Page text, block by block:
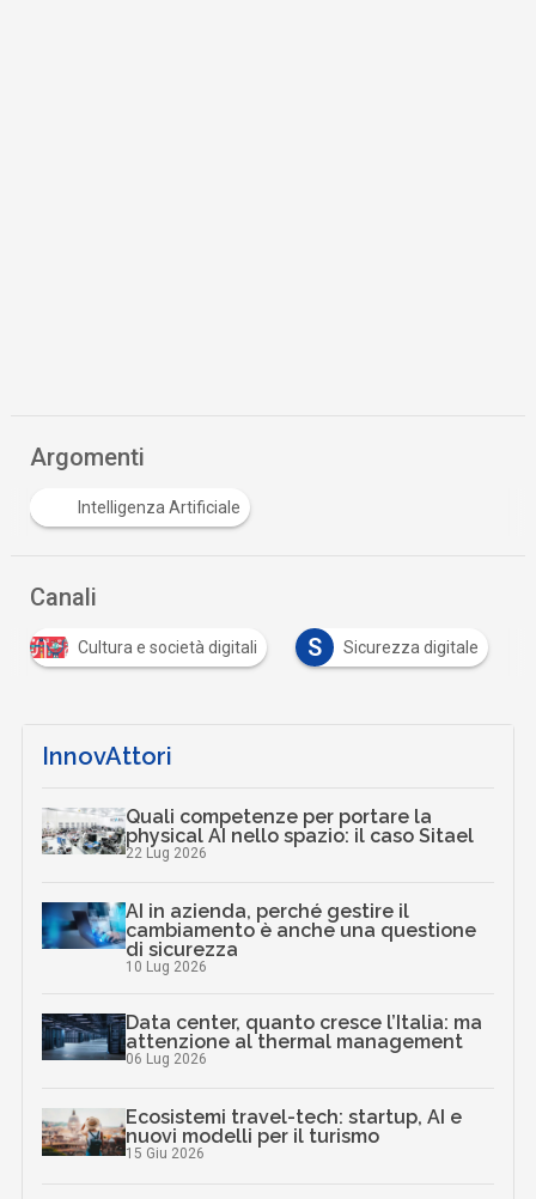
Argomenti
Intelligenza Artificiale
Canali
Cultura e società digitali S Sicurezza digitale
InnovAttori
Quali competenze per portare la
physical AI nello spazio: il caso Sitael
22 Lug 2026
AI in azienda, perché gestire il
cambiamento è anche una questione
di sicurezza
10 Lug 2026
Data center, quanto cresce l’Italia: ma
attenzione al thermal management
06 Lug 2026
Ecosistemi travel-tech: startup, AI e
nuovi modelli per il turismo
15 Giu 2026